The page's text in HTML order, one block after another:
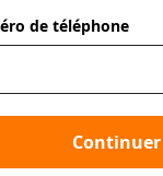
de téléphone
Continuer